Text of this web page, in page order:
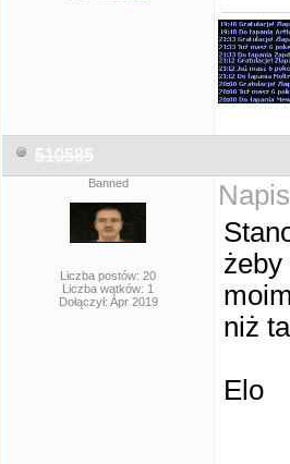
510585
Banned
Liczba postów: 20
Liczba wątków: 1
Dołączył: Apr 2019
żeby
niż
Elo